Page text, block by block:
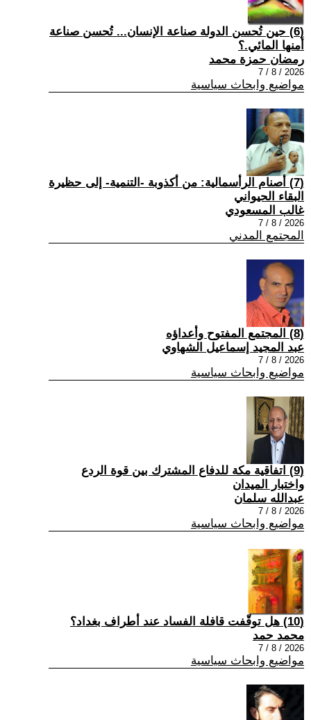
(6) حين تُحسن الدولة صناعة الإنسان... تُحسن صناعة
أمنها المائي.؟
رمضان حمزة محمد
2026 / 8 / 7
مواضيع وابحاث سياسية
(7) أصنام الرأسمالية: من أكذوبة -التنمية- إلى حظيرة
البقاء الحيواني
غالب المسعودي
2026 / 8 / 7
المجتمع المدني
(8) المجتمع المفتوح وأعداؤه
عبد المجيد إسماعيل الشهاوي
2026 / 8 / 7
مواضيع وابحاث سياسية
(9) اتفاقية مكة للدفاع المشترك بين قوة الردع
واختبار الميدان
عبدالله سلمان
2026 / 8 / 7
مواضيع وابحاث سياسية
(10) هل توقّفت قافلة الفساد عند أطراف بغداد؟
محمد حمد
2026 / 8 / 7
مواضيع وابحاث سياسية